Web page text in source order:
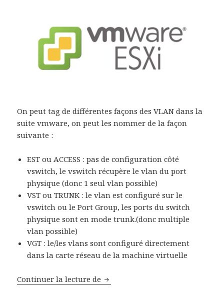
On peut tag de différentes façons des VLAN dans la
suite vmware, on peut les nommer de la façon
suivante :
EST ou ACCESS : pas de configuration côté
vswitch, le vswitch récupère le vlan du port
physique (donc 1 seul vlan possible)
VST ou TRUNK : le vlan est configuré sur le
vswitch ou le Port Group, les ports du switch
physique sont en mode trunk.(donc multiple
vlan possible)
VGT : le/les vlans sont configuré directement
dans la carte réseau de la machine virtuelle
Continuer la lecture de ESXi Explication sur les Vlan